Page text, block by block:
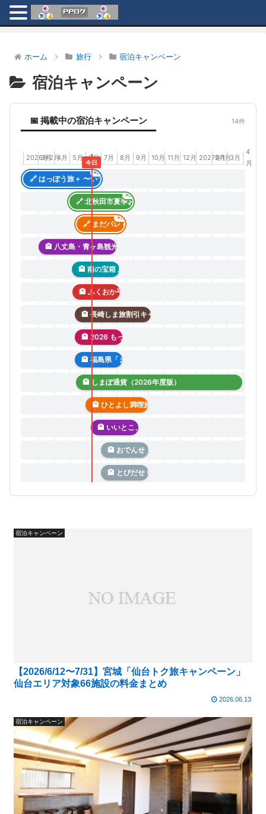
ホーム 旅行 宿泊キャンペーン
宿泊キャンペーン
📅 掲載中の宿泊キャンペーン 14件
2026年2月
3月 4月 5月 6月 7月 8月 9月 10月 11月 12月 2027年1月
2月 3月
4
月
🔗 はっぽう旅＋ 〜いつもの旅にお得と贅沢を〜
×3
🔗 北秋田市夏季おもてなし宿泊支援事業 +
×3
🔗 まだバレてない秋田県。得旅キャンペーン +
×3
🏨 八丈島・青ヶ島観光復興キャンペーン
🏨 南の宝箱 鹿児島 夏のかごしま宿泊割
🏨 ふくおか平日おトク旅観光キャンペーン
🏨 長崎しま旅割引キャンペーン2026
🏨 2026 もっと佐賀旅キャンペーン
🏨 福島県「また来て。
🏨 しまぽ通貨（2026年度版）
🏨 ひとよし満喫旅
🏨 いいとこ、掘りだくさん。キャンペーン
🏨 おでんせ！いわて旅割キャンペーン
🏨 とびだせ いざ！にっぽん旅 北海道キャンペー
今日
宿泊キャンペーン
【2026/6/12〜7/31】宮城「仙台トク旅キャンペーン」
仙台エリア対象66施設の料金まとめ
2026.06.13
宿泊キャンペーン